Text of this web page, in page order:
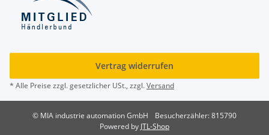
Vertrag widerrufen
* Alle Preise zzgl. gesetzlicher USt., zzgl.Versand
© MIA industrie automation GmbH
Besucherzähler: 815790
Powered by JTL-Shop